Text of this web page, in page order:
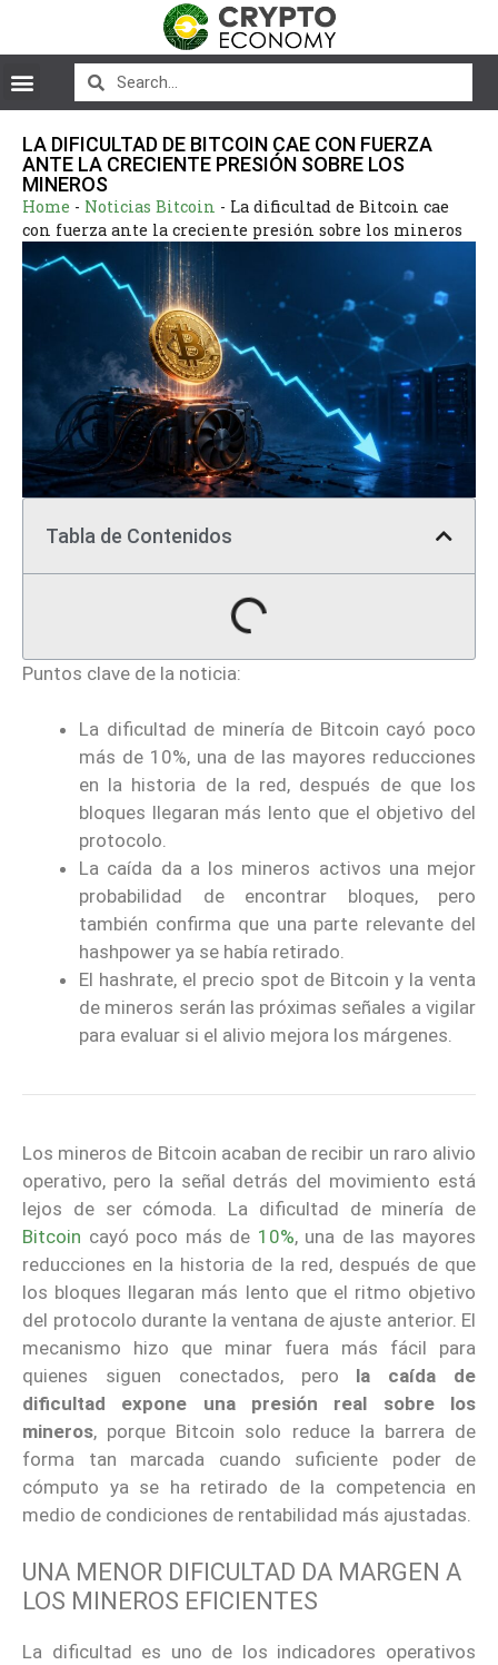
LA DIFICULTAD DE BITCOIN CAE CON FUERZA
ANTE LA CRECIENTE PRESIÓN SOBRE LOS
MINEROS
Home - Noticias Bitcoin - La dificultad de Bitcoin cae
con fuerza ante la creciente presión sobre los mineros
Tabla de Contenidos
Puntos clave de la noticia:
La dificultad de minería de Bitcoin cayó poco
más de 10%, una de las mayores reducciones
en la historia de la red, después de que los
bloques llegaran más lento que el objetivo del
protocolo.
La caída da a los mineros activos una mejor
probabilidad de encontrar bloques, pero
también confirma que una parte relevante del
hashpower ya se había retirado.
El hashrate, el precio spot de Bitcoin y la venta
de mineros serán las próximas señales a vigilar
para evaluar si el alivio mejora los márgenes.
Los mineros de Bitcoin acaban de recibir un raro alivio
operativo, pero la señal detrás del movimiento está
lejos de ser cómoda. La dificultad de minería de
Bitcoin cayó poco más de 10%, una de las mayores
reducciones en la historia de la red, después de que
los bloques llegaran más lento que el ritmo objetivo
del protocolo durante la ventana de ajuste anterior. El
mecanismo hizo que minar fuera más fácil para
quienes siguen conectados, pero la caída de
dificultad expone una presión real sobre los
mineros, porque Bitcoin solo reduce la barrera de
forma tan marcada cuando suficiente poder de
cómputo ya se ha retirado de la competencia en
medio de condiciones de rentabilidad más ajustadas.
UNA MENOR DIFICULTAD DA MARGEN A
LOS MINEROS EFICIENTES
La dificultad es uno de los indicadores operativos